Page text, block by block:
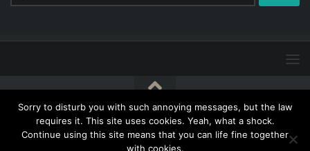
for:
[blog@kernstock.net]$ © 2026. All Rights Reserved.
Sorry to disturb you with such annoying messages, but the law
requires it. This site uses cookies. Yeah, what a shock.
Continue using this site means that you can life fine together
with cookies.